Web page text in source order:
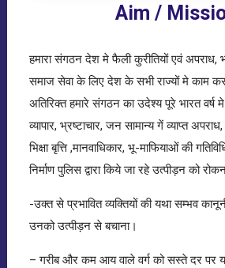
Aim /
हमारा संगठन देश मे फैली कुरीतियों एवं अपराध,
समाज सेवा के लिए देश के सभी राज्यों मे काम
अतिरिक्त हमारे संगठन का उदेश्य पूरे भारत वर्ष मे
व्यापार, भ्रष्टाचार, जन सामान्य गें व्याप्त
भिक्षा बृत्ति ,मानवाधिकार, भू-माफियाओं की
निर्माण पुलिस द्वारा किये जा रहे उत्पीड़न को
-उक्त से प्रभावित व्यक्तियों की यथा सम्भव
उनको उत्पीड़न से बचाना।
– गरीब और कम आय वाले वर्ग को सस्ते दर पर